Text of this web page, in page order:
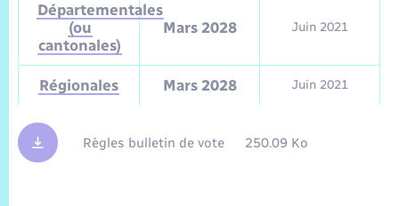
Départementales
(ou
cantonales)
Mars 2028 Juin 2021
Régionales Mars 2028 Juin 2021
Règles bulletin de vote 250.09 Ko